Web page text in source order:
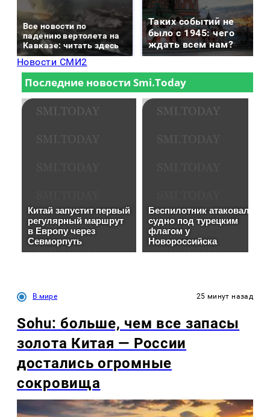
Все новости по
падению вертолета на
Кавказе: читать здесь
Таких событий не
было с 1945: чего
ждать всем нам?
Новости СМИ2
В мире 25 минут назад
Sohu: больше, чем все запасы
золота Китая — России
достались огромные
сокровища